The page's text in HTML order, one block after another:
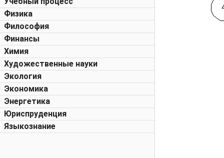
Физика
Философия
Финансы
Химия
Художественные науки
Экология
Экономика
Энергетика
Юриспруденция
Языкознание